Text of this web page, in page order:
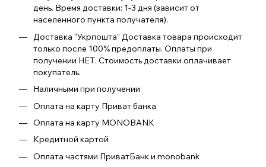
день. Время доставки: 1-3 дня (зависит от
населенного пункта получателя).
Доставка "Укрпошта" Доставка товара происходит
только после 100% предоплаты. Оплаты при
получении НЕТ. Стоимость доставки оплачивает
покупатель.
Наличными при получении
Оплата на карту Приват банка
Оплата на карту MONOBANK
Кредитной картой
Оплата частями ПриватБанк и monobank